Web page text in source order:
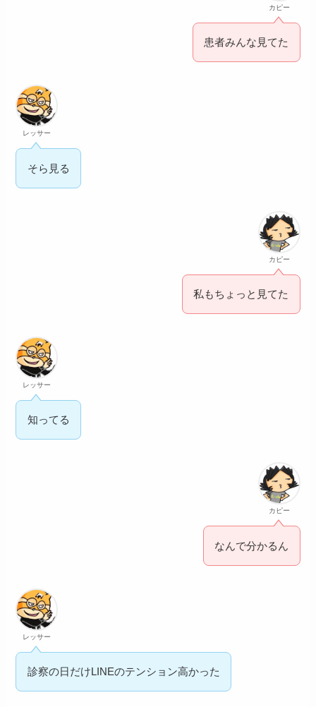
カピー
患者みんな見てた
レッサー
そら見る
カピー
私もちょっと見てた
レッサー
知ってる
カピー
なんで分かるん
レッサー
診察の日だけLINEのテンション高かった